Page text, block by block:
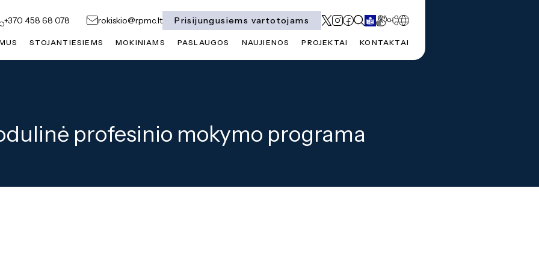
+370 458 68 078 rokiskio@rpmc.lt Prisijungusiems vartotojams
STOJANTIESIEMS MOKINIAMS PASLAUGOS NAUJIENOS PROJEKTAI KONTAKTAI
profesinio mokymo programa